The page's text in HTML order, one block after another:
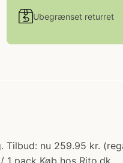
Ubegrænset returret
nu 259.95 kr.
1 pack Køb hos Rito.dk.